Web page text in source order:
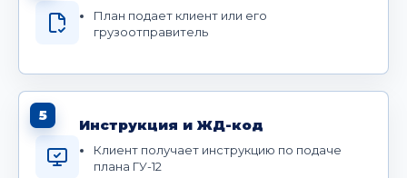
План подает клиент или его
грузоотправитель
5
Инструкция и ЖД-код
Клиент получает инструкцию по подаче
плана ГУ-12